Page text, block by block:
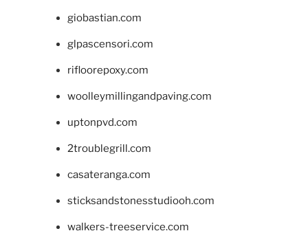
giobastian.com
glpascensori.com
rifloorepoxy.com
woolleymillingandpaving.com
uptonpvd.com
2troublegrill.com
casateranga.com
sticksandstonesstudiooh.com
walkers-treeservice.com